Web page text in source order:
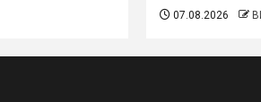
07.08.2026